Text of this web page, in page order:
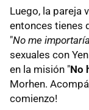
Luego, la pareja
entonces tienes
"No me
sexuales con
en la misión "No
Morhen.
comienzo!